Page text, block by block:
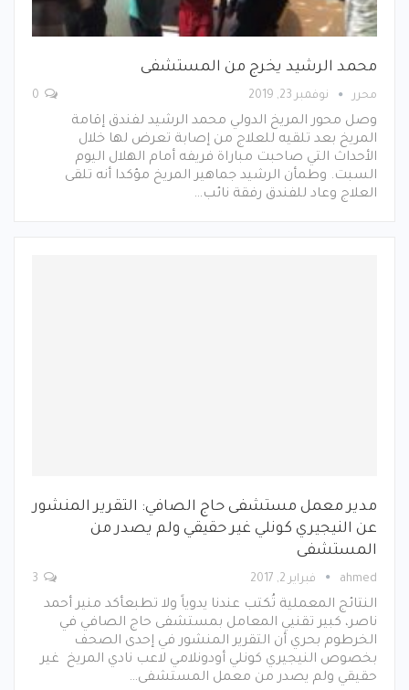
محمد الرشيد يخرج من المستشفى
محرر نوفمبر 23, 2019
وصل محور المريخ الدولي محمد الرشيد لفندق إقامة
المريخ بعد تلقيه للعلاج من إصابة تعرض لها خلال
الأحداث التي صاحبت مباراة فريفه أمام الهلال اليوم
السبت. وطمأن الرشيد جماهير المريخ مؤكدا أنه تلقى
العلاج وعاد للفندق رفقة نائب…
مدير معمل مستشفى حاج الصافي: التقرير المنشور
عن النيجيري كونلي غير حقيقي ولم يصدر من
المستشفى
ahmed فبراير 2, 2017
النتائج المعملية تُكتب عندنا يدوياً ولا تطبعأكد منير أحمد
ناصر، كبير تقنيي المعامل بمستشفى حاج الصافي في
الخرطوم بحري أن التقرير المنشور في إحدى الصحف
بخصوص النيجيري كونلي أودونلامي لاعب نادي المريخ غير
حقيقي ولم يصدر من معمل المستشفى…